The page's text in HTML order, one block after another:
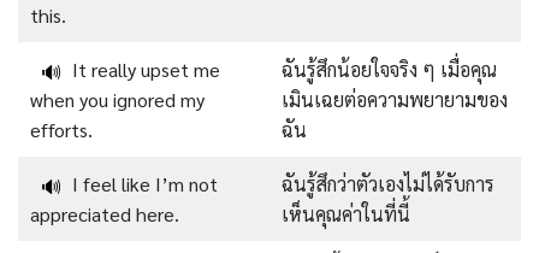
this.
🔊 It really upset me
when you ignored my
efforts.
ฉันรู้สึกน้อยใจจริง ๆ เมื่อคุณ
เมินเฉยต่อความพยายามของ
ฉัน
🔊 I feel like I’m not
appreciated here.
ฉันรู้สึกว่าตัวเองไม่ได้รับการ
เห็นคุณค่าในที่นี้